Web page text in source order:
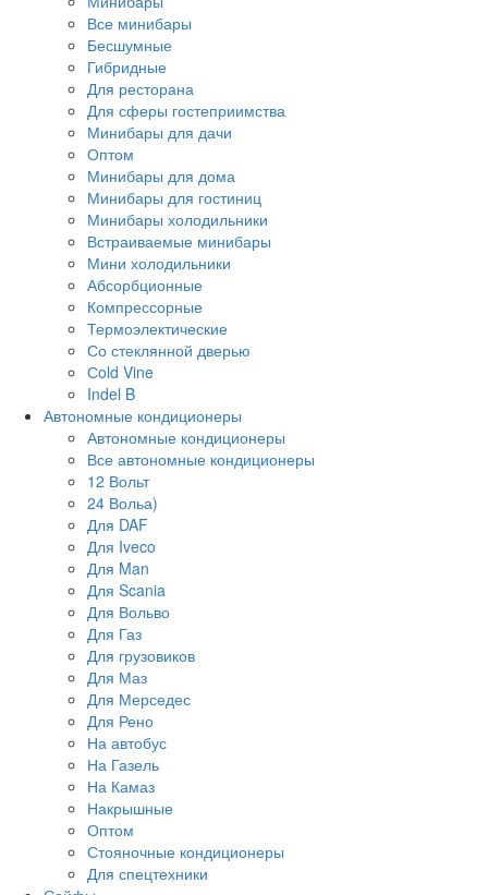
Все минибары
Бесшумные
Гибридные
Для ресторана
Для сферы гостеприимства
Минибары для дачи
Оптом
Минибары для дома
Минибары для гостиниц
Минибары холодильники
Встраиваемые минибары
Мини холодильники
Абсорбционные
Компрессорные
Термоэлектические
Со стеклянной дверью
Сold Vine
Indel B
Автономные кондиционеры
Автономные кондиционеры
Все автономные кондиционеры
12 Вольт
24 Вольа)
Для DAF
Для Iveco
Для Man
Для Scania
Для Вольво
Для Газ
Для грузовиков
Для Маз
Для Мерседес
Для Рено
На автобус
На Газель
На Камаз
Накрышные
Оптом
Стояночные кондиционеры
Для спецтехники